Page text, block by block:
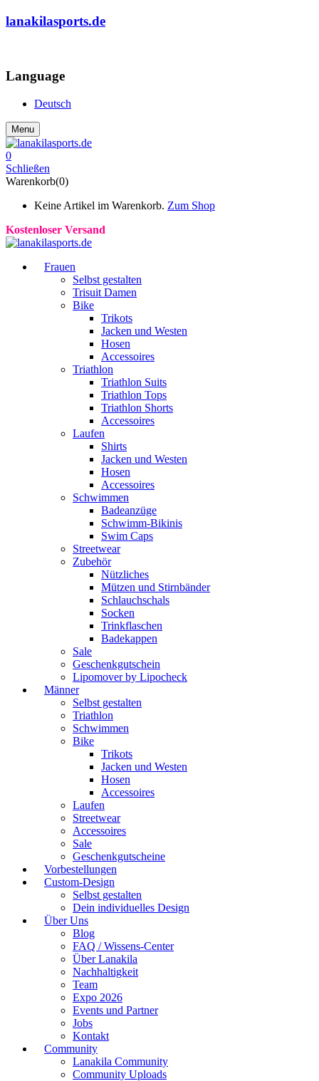
lanakilasports.de
Language
Deutsch
Menu
0
Schließen
Warenkorb(0)
Keine Artikel im Warenkorb. Zum Shop
Kostenloser Versand
Frauen
Selbst gestalten
Trisuit Damen
Bike
Trikots
Jacken und Westen
Hosen
Accessoires
Triathlon
Triathlon Suits
Triathlon Tops
Triathlon Shorts
Accessoires
Laufen
Shirts
Jacken und Westen
Hosen
Accessoires
Schwimmen
Badeanzüge
Schwimm-Bikinis
Swim Caps
Streetwear
Zubehör
Nützliches
Mützen und Stirnbänder
Schlauchschals
Socken
Trinkflaschen
Badekappen
Sale
Geschenkgutschein
Lipomover by Lipocheck
Männer
Selbst gestalten
Triathlon
Schwimmen
Bike
Trikots
Jacken und Westen
Hosen
Accessoires
Laufen
Streetwear
Accessoires
Sale
Geschenkgutscheine
Vorbestellungen
Custom-Design
Selbst gestalten
Dein individuelles Design
Über Uns
Blog
FAQ / Wissens-Center
Über Lanakila
Nachhaltigkeit
Team
Expo 2026
Events und Partner
Jobs
Kontakt
Community
Lanakila Community
Community Uploads